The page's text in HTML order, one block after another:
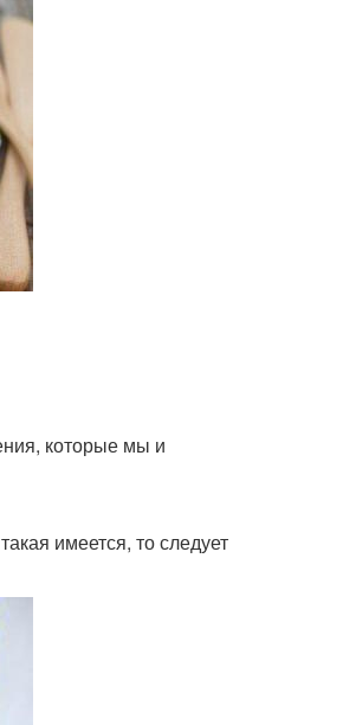
которые мы и
имеется, то следует